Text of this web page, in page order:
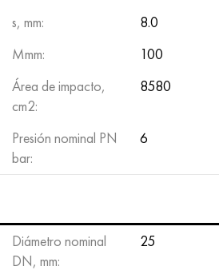
s, mm:
8.0
Mmm:
100
Área de impacto,
cm2:
8580
Presión nominal PN
bar:
6
Diámetro nominal
DN, mm:
25